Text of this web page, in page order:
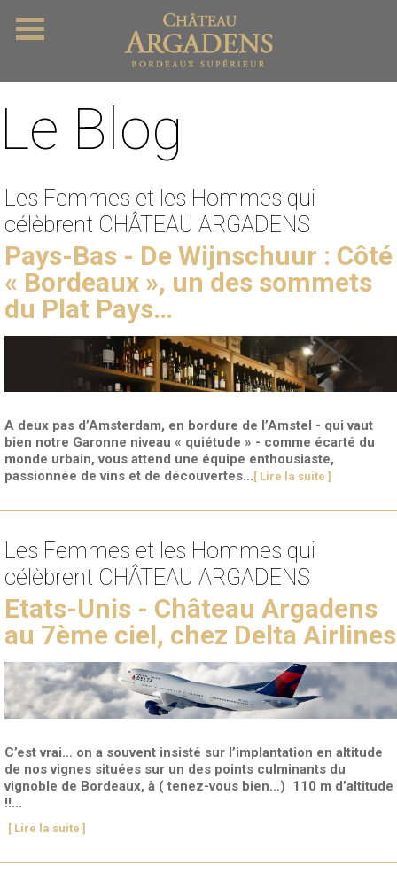
Le Blog
Les Femmes et les Hommes qui
célèbrent CHÂTEAU ARGADENS
Pays-Bas - De Wijnschuur : Côté
« Bordeaux », un des sommets
du Plat Pays…
A deux pas d’Amsterdam, en bordure de l’Amstel - qui vaut
bien notre Garonne niveau « quiétude » - comme écarté du
monde urbain, vous attend une équipe enthousiaste,
passionnée de vins et de découvertes... [ Lire la suite ]
Les Femmes et les Hommes qui
célèbrent CHÂTEAU ARGADENS
Etats-Unis - Château Argadens
au 7ème ciel, chez Delta Airlines
C’est vrai… on a souvent insisté sur l’implantation en altitude
de nos vignes situées sur un des points culminants du
vignoble de Bordeaux, à ( tenez-vous bien…) 110 m d’altitude
!!...
[ Lire la suite ]